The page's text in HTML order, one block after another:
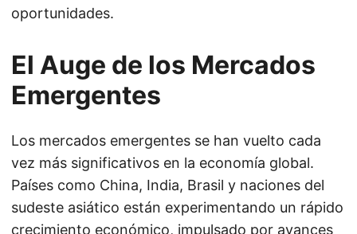
oportunidades.
El Auge de los Mercados
Emergentes
Los mercados emergentes se han vuelto cada
vez más significativos en la economía global.
Países como China, India, Brasil y naciones del
sudeste asiático están experimentando un rápido
crecimiento económico, impulsado por avances